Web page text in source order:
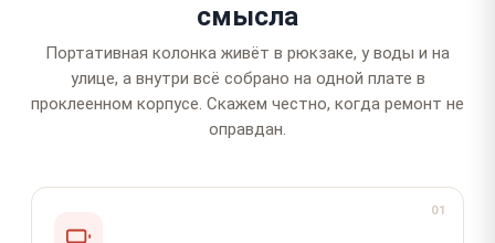
смысла
Портативная колонка живёт в рюкзаке, у воды и на
улице, а внутри всё собрано на одной плате в
проклеенном корпусе. Скажем честно, когда ремонт не
оправдан.
01